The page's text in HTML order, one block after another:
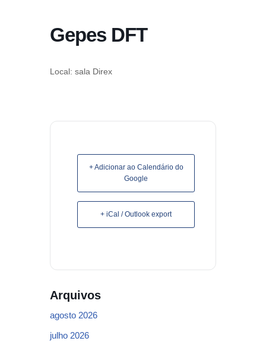
Gepes DFT
Local: sala Direx
+ Adicionar ao Calendário do
Google
+ iCal / Outlook export
Arquivos
agosto 2026
julho 2026